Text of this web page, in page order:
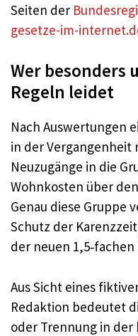
Seiten der
gesetze-im-
Wer besonders
Regeln leidet
Nach Auswertungen
in der
Neuzugänge in die
Wohnkosten über
Genau diese Gruppe
Schutz der
der neuen
Aus Sicht eines
Redaktion bedeutet
oder Trennung in